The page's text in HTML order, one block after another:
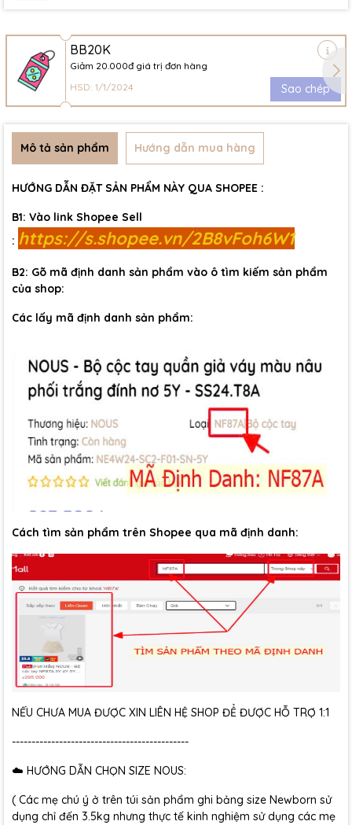
BB20K
Giảm 20.000đ giá trị đơn hàng
HSD: 1/1/2024
Sao chép
Mô tả sản phẩm Hướng dẫn mua hàng
HƯỚNG DẪN ĐẶT SẢN PHẨM NÀY QUA SHOPEE :
B1: Vào link Shopee Sell
: https://s.shopee.vn/2B8vFoh6W1
B2: Gõ mã định danh sản phẩm vào ô tìm kiếm sản phẩm
của shop:
Các lấy mã định danh sản phẩm:
Cách tìm sản phẩm trên Shopee qua mã định danh:
NẾU CHƯA MUA ĐƯỢC XIN LIÊN HỆ SHOP ĐỂ ĐƯỢC HỖ TRỢ 1:1
---------------------------------------------
☁️ HƯỚNG DẪN CHỌN SIZE NOUS:
( Các mẹ chú ý ở trên túi sản phẩm ghi bảng size Newborn sử
dụng chỉ đến 3.5kg nhưng thực tế kinh nghiệm sử dụng các mẹ